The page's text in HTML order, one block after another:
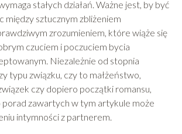
stałych działań. Ważne jest, by być
między sztucznym zbliżeniem
zrozumieniem, które wiąże się
czuciem i poczuciem bycia
Niezależnie od stopnia
typu związku, czy to małżeństwo,
czy dopiero początki romansu,
porad zawartych w tym artykule może
intymności z partnerem.